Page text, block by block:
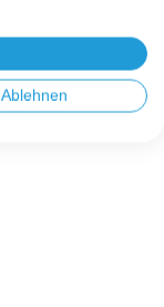
Ablehnen